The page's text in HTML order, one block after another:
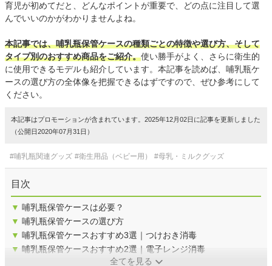
育児が初めてだと、どんなポイントが重要で、どの点に注目して選
んでいいのかがわかりませんよね。
本記事では、哺乳瓶保管ケースの種類ごとの特徴や選び方、そして
タイプ別のおすすめ商品をご紹介。使い勝手がよく、さらに衛生的
に使用できるモデルも紹介しています。本記事を読めば、哺乳瓶ケ
ースの選び方の全体像を把握できるはずですので、ぜひ参考にして
ください。
本記事はプロモーションが含まれています。2025年12月02日に記事を更新しました
（公開日2020年07月31日）
#哺乳瓶関連グッズ #衛生用品（ベビー用） #母乳・ミルクグッズ
目次
▼ 哺乳瓶保管ケースは必要？
▼ 哺乳瓶保管ケースの選び方
▼ 哺乳瓶保管ケースおすすめ3選｜つけおき消毒
▼ 哺乳瓶保管ケースおすすめ2選｜電子レンジ消毒
全てを見る